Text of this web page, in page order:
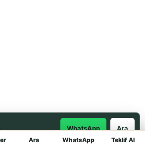
Ara WhatsApp Teklif Al
WhatsApp Ara